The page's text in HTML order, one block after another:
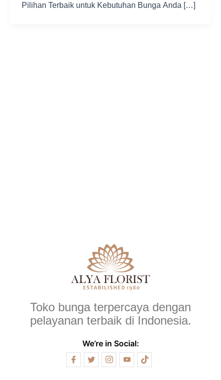
Pilihan Terbaik untuk Kebutuhan Bunga Anda […]
Toko bunga terpercaya dengan
pelayanan terbaik di Indonesia.
We’re in Social: